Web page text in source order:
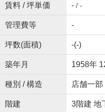
賃料 / 坪単価 -/ -
管理費等 -
坪数(面積) -(-)
築年月 1958年
種別 / 構造 店舗一部
階建 3階建 地